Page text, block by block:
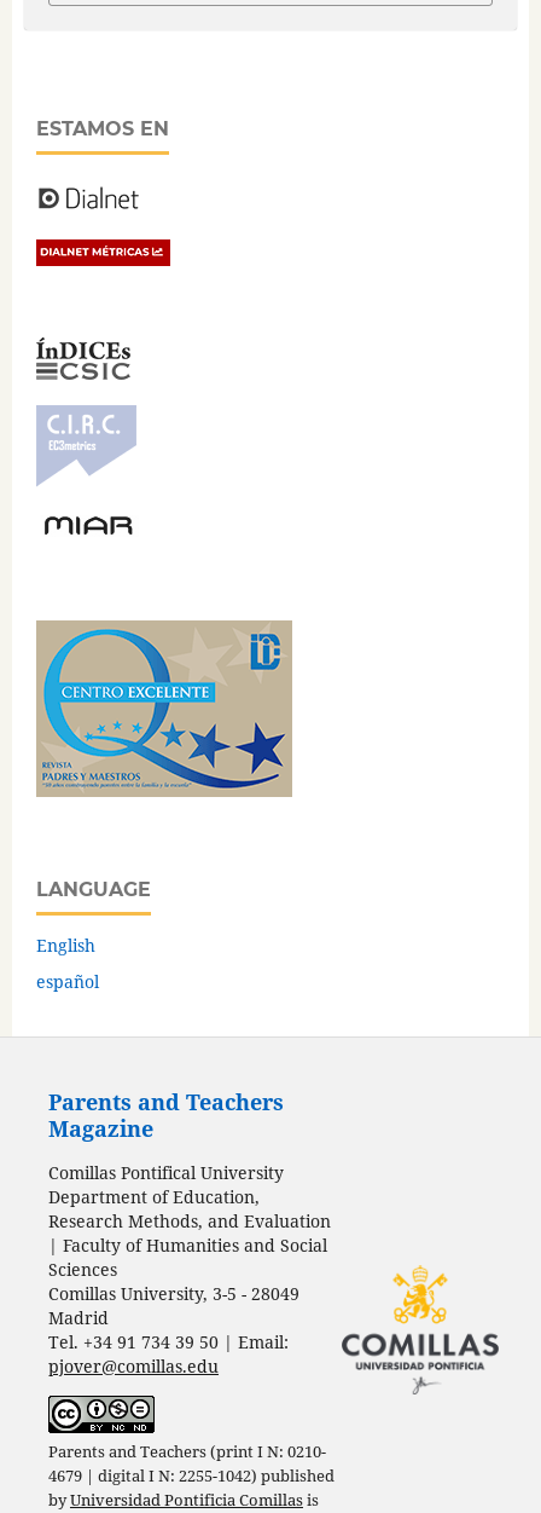
ESTAMOS EN
LANGUAGE
English
español
Parents and Teachers
Magazine
Comillas Pontifical University
Department of Education,
Research Methods, and Evaluation
| Faculty of Humanities and Social
Sciences
Comillas University, 3-5 - 28049
Madrid
Tel. +34 91 734 39 50 | Email:
pjover@comillas.edu
Parents and Teachers (print I N: 0210-
4679 | digital I N: 2255-1042) published
byUniversidad Pontificia Comillasis